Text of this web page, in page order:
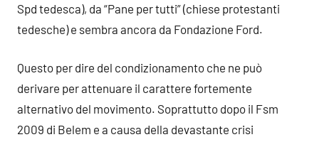
Spd tedesca), da “Pane per tutti” (chiese protestanti
tedesche) e sembra ancora da Fondazione Ford.
Questo per dire del condizionamento che ne può
derivare per attenuare il carattere fortemente
alternativo del movimento. Soprattutto dopo il Fsm
2009 di Belem e a causa della devastante crisi